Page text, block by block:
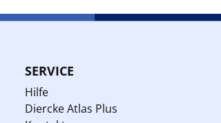
SERVICE
Hilfe
Diercke Atlas Plus